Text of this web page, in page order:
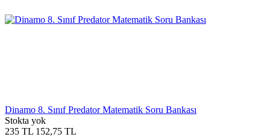
Dinamo 8. Sınıf Predator Matematik Soru Bankası
Stokta yok
235 TL 152,75 TL